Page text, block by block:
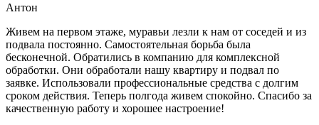
Антон
Живем на первом этаже, муравьи лезли к нам от соседей и из
подвала постоянно. Самостоятельная борьба была
бесконечной. Обратились в компанию для комплексной
обработки. Они обработали нашу квартиру и подвал по
заявке. Использовали профессиональные средства с долгим
сроком действия. Теперь полгода живем спокойно. Спасибо за
качественную работу и хорошее настроение!